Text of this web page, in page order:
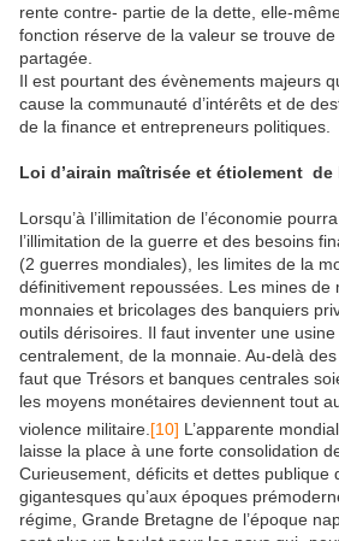
rente contre- partie de la dette, elle-
fonction réserve de la valeur se trouve
partagée.
Il est pourtant des évènements majeurs
cause la communauté d’intérêts et de
de la finance et entrepreneurs politiques.
Loi d’airain maîtrisée et étiolement de
Lorsqu’à l’illimitation de l’économie
l’illimitation de la guerre et des besoins
(2 guerres mondiales), les limites de la
définitivement repoussées. Les mines de
monnaies et bricolages des banquiers
outils dérisoires. Il faut inventer une
centralement, de la monnaie. Au-delà
faut que Trésors et banques centrales
les moyens monétaires deviennent tout
violence militaire. [10] L’apparente
laisse la place à une forte consolidation
Curieusement, déficits et dettes publique
gigantesques qu’aux époques
régime, Grande Bretagne de l’époque